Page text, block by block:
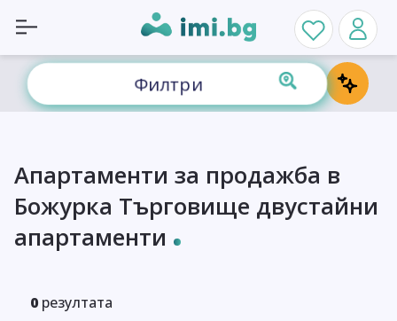
Филтри
Апартаменти за продажба в
Божурка Търговище двустайни
апартаменти
0 резултата